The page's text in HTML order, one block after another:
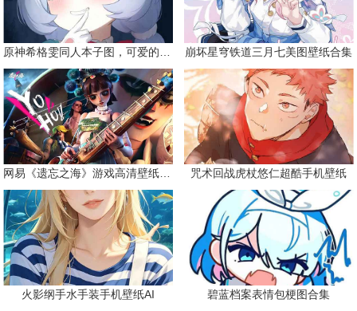
原神希格雯同人本子图，可爱的双马尾 崩坏星穹铁道三月七美图壁纸合集
网易《遗忘之海》游戏高清壁纸精选 咒术回战虎杖悠仁超酷手机壁纸
火影纲手水手装手机壁纸AI 碧蓝档案表情包梗图合集